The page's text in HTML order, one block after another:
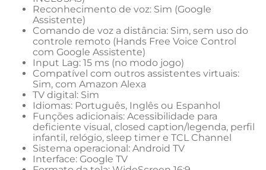
Reconhecimento de voz: Sim (Google
Assistente)
Comando de voz a distância: Sim, sem uso do
controle remoto (Hands Free Voice Control
com Google Assistente)
Input Lag: 15 ms (no modo jogo)
Compatível com outros assistentes virtuais:
Sim, com Amazon Alexa
TV digital: Sim
Idiomas: Português, Inglês ou Espanhol
Funções adicionais: Acessibilidade para
deficiente visual, closed caption/legenda, perfil
infantil, relógio, sleep timer e TCL Channel
Sistema operacional: Android TV
Interface: Google TV